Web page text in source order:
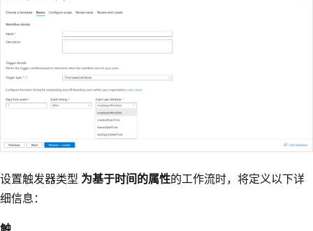
设置触发器类型 为基于时间的属性的工作流时，将定义以下详
细信息：